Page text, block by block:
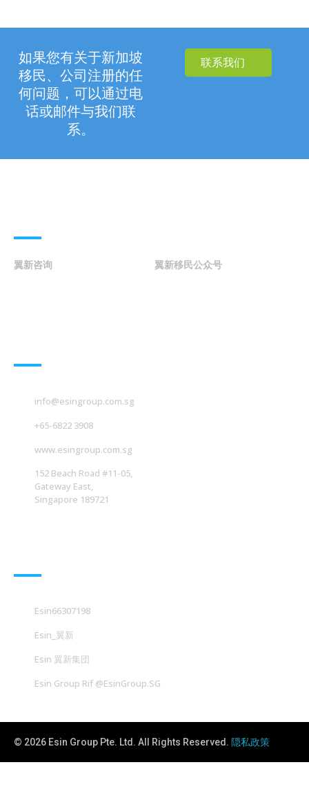
如果您有关于新加坡
移民、公司注册的任
何问题，可以通过电
话或邮件与我们联
系。
联系我们
翼新咨询 翼新移民公众号
info@esingroup.com.sg
+65-6822 3908
www.esingroup.com.sg
152 Beach Road #11-05,
Gateway East,
Singapore 189721
Esin66307198
Esin_翼新
Esin 翼新集団
Esin Group Rif @EsinGroup.SG
© 2026 Esin Group Pte. Ltd. All Rights Reserved. 隠私政策